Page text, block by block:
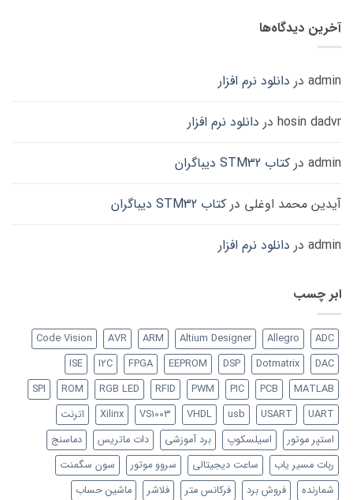
آخرین دیدگاه‌ها
admin در دانلود نرم افزار
hosin dadvr در دانلود نرم افزار
admin در کتاب STM32 دیباگران
آیدین محمد اوغلی در کتاب STM32 دیباگران
admin در دانلود نرم افزار
ابر چسب
ADC
Allegro
Altium Designer
ARM
AVR
Code Vision
DAC
Dotmatrix
DSP
EEPROM
FPGA
I2C
ISE
MATLAB
PCB
PIC
PWM
RFID
RGB LED
ROM
SPI
UART
USART
usb
VHDL
VS1003
Xilinx
اترنت
استپر موتور
اسیلسکوپ برد آموزشی دات ماتریس
دماسنج
ربات مسیر یاب
ساعت دیجیتالی سروو موتور
سون سگمنت
شمارنده
فروش برد فرکانس متر فلاشر ماشین حساب